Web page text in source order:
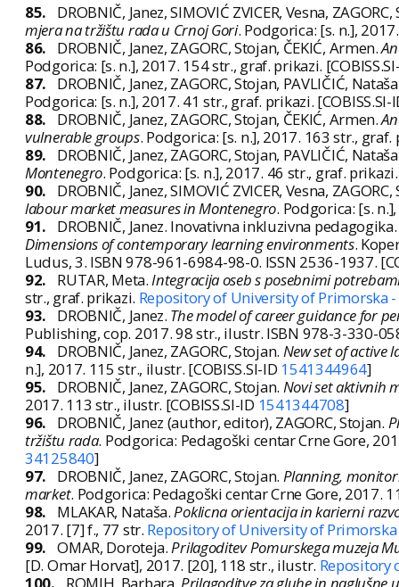
85.
DROBNIČ, Janez, SIMOVIĆ ZVICER, Vesna,
mjera na tržištu rada u Crnoj Gori. Podgorica: [s. n.],
86.
DROBNIČ, Janez, ZAGORC, Stojan, ČEKIĆ, Armen.
Podgorica: [s. n.], 2017. 154 str., graf. prikazi.
87.
DROBNIČ, Janez, ZAGORC, Stojan, PAVLIČIĆ,
Podgorica: [s. n.], 2017. 41 str., graf. prikazi. [COBISS.SI-
88.
DROBNIČ, Janez, ZAGORC, Stojan, ČEKIĆ, Armen.
vulnerable groups. Podgorica: [s. n.], 2017. 163 str., graf.
89.
DROBNIČ, Janez, ZAGORC, Stojan, PAVLIČIĆ,
Montenegro. Podgorica: [s. n.], 2017. 46 str., graf.
90.
DROBNIČ, Janez, SIMOVIĆ ZVICER, Vesna,
labour market measures in Montenegro. Podgorica: [s.
91.
DROBNIČ, Janez. Inovativna inkluzivna
Dimensions of contemporary learning environments.
Ludus, 3. ISBN 978-961-6984-98-0. ISSN 2536-1937.
92.
RUTAR, Meta.Integracija oseb s posebnimi
str., graf. prikazi. Repository of University of Primorska -
93.
DROBNIČ, Janez. The model of career guidance for
Publishing, cop. 2017. 98 str., ilustr. ISBN 978-3-330-
94.
DROBNIČ, Janez, ZAGORC, Stojan. New set of active
n.], 2017. 115 str., ilustr. [COBISS.SI-ID 1541344964]
95.
DROBNIČ, Janez, ZAGORC, Stojan. Novi set aktivnih
2017. 113 str., ilustr. [COBISS.SI-ID 1541344708]
96.
DROBNIČ, Janez (author, editor), ZAGORC, Stojan.
tržištu rada. Podgorica: Pedagoški centar Crne Gore,
34125840]
97.
DROBNIČ, Janez, ZAGORC, Stojan. Planning,
market. Podgorica: Pedagoški centar Crne Gore, 2017.
98.
MLAKAR, Nataša.Poklicna orientacija in karierni
2017. [7] f., 77 str. Repository of University of Primorska
99. OMAR, Doroteja.Prilagoditev Pomurskega muzeja
[D. Omar Horvat], 2017. [20], 118 str., ilustr. Repository
100.
ROMIH, Barbara.Prilagoditve za gluhe in naglušne